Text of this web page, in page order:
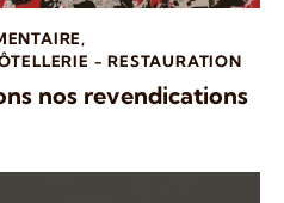
,
- RESTAURATION
nos revendications